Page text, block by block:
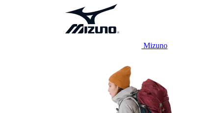
Mizuno